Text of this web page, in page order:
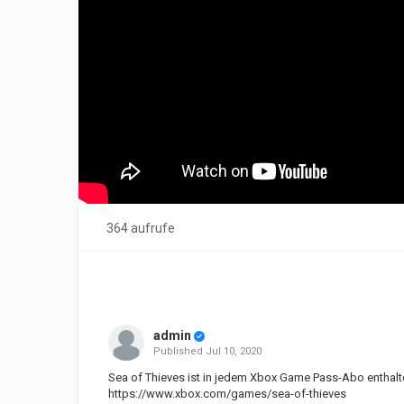
364 aufrufe
admin
Published Jul 10, 2020
Sea of Thieves ist in jedem Xbox Game Pass-Abo
https://www.xbox.com/games/sea-of-thieves